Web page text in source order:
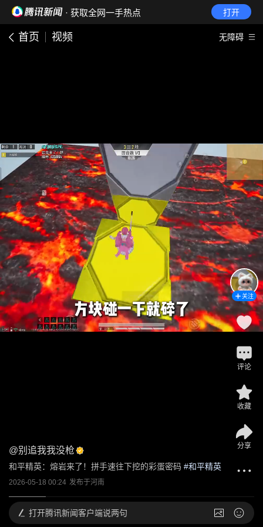
· 获取全网一手热点 打开
首页 视频 无障碍
@别追我我没枪
和平精英：熔岩来了！拼手速往下挖的彩蛋密码 #和平精英
2026-05-18 00:24 发布于河南
关注
评论
收藏
分享
打开腾讯新闻客户端说两句